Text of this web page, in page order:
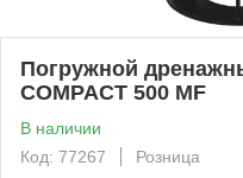
Погружной
COMPACT 500 MF
В наличии
Код: 77267
Розница